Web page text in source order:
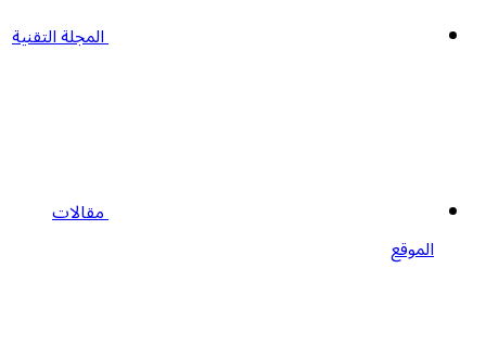
المجلة التقنية
مقالات
الموقع